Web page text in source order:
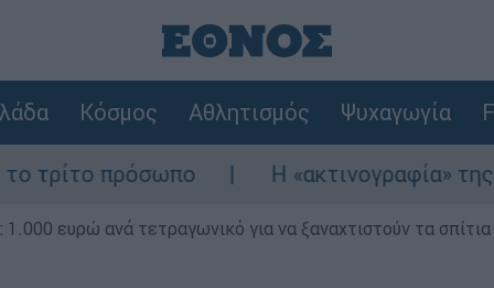
Κόσμος Αθλητισμός Ψυχαγωγία
Η «ακτινογραφία» της
ευρώ ανά τετραγωνικό για να ξαναχτιστούν τα σπίτια